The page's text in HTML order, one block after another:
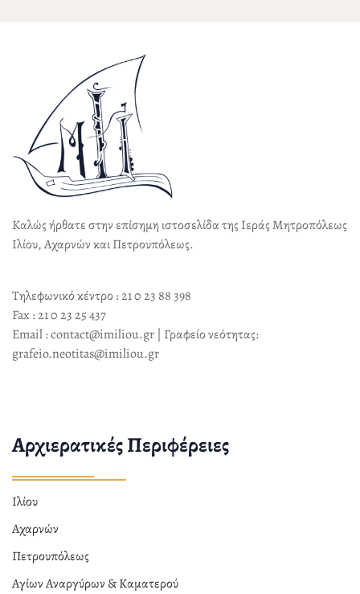
Καλώς ήρθατε στην επίσημη ιστοσελίδα της Ιεράς Μητροπόλεως
Ιλίου, Αχαρνών και Πετρουπόλεως.
Τηλεφωνικό κέντρο : 21 0 23 88 398
Fax : 21 0 23 25 437
Email : contact@imiliou.gr | Γραφείο νεότητας:
grafeio.neotitas@imiliou.gr
Αρχιερατικές Περιφέρειες
Ιλίου
Αχαρνών
Πετρουπόλεως
Αγίων Αναργύρων & Καματερού